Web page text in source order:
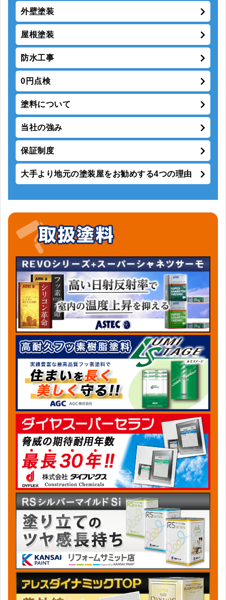
外壁塗装
屋根塗装
防水工事
0円点検
塗料について
当社の強み
保証制度
大手より地元の塗装屋をお勧めする4つの理由